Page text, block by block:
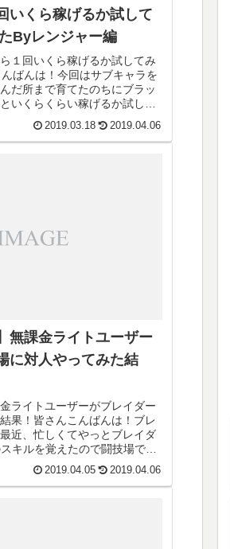
いくら稼げるか試して
Byレンジャー編
１回いくら稼げるか試してみ
ばんは！今回はサブキャラを
だ所まで育てたのちにブラッ
いくらくらい稼げるか試して
で使...
2019.03.18 2019.04.06
無課金ライトユーザー
に対人やってみた結
ライトユーザーがブレイダー
果！皆さんこんばんは！ブレ
近、忙しくてやっとブレイダ
キルを覚えたので闘技場で
もと...
2019.04.05 2019.04.06